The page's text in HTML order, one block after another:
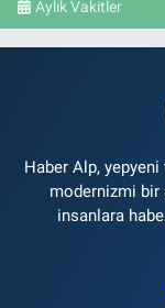
Aylık Vakitler
Haber Alp,
modernizmi bir
insanlara